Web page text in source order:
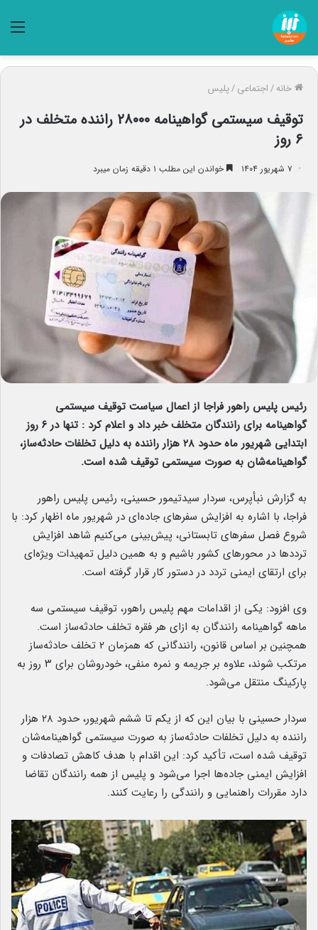
خانه/اجتماعی/پلیس
توقیف سیستمی گواهینامه ۲۸۰۰۰ راننده متخلف در
۶ روز
۷ شهریور ۱۴۰۴ خواندن این مطلب ۱ دقیقه زمان میبرد
رئیس پلیس راهور فراجا از اعمال سیاست توقیف سیستمی
گواهینامه برای رانندگان متخلف خبر داد و اعلام کرد : تنها در ۶ روز
ابتدایی شهریور ماه حدود ۲۸ هزار راننده به دلیل تخلفات حادثه‌ساز،
گواهینامه‌شان به صورت سیستمی توقیف شده است.
به گزارش نبأپرس، سردار سیدتیمور حسینی، رئیس پلیس راهور
فراجا، با اشاره به افزایش سفرهای جاده‌ای در شهریور ماه اظهار کرد: با
شروع فصل سفرهای تابستانی، پیش‌بینی می‌کنیم شاهد افزایش
ترددها در محورهای کشور باشیم و به همین دلیل تمهیدات ویژه‌ای
برای ارتقای ایمنی تردد در دستور کار قرار گرفته است.
وی افزود: یکی از اقدامات مهم پلیس راهور، توقیف سیستمی سه
ماهه گواهینامه رانندگان به ازای هر فقره تخلف حادثه‌ساز است.
همچنین بر اساس قانون، رانندگانی که همزمان ۲ تخلف حادثه‌ساز
مرتکب شوند، علاوه بر جریمه و نمره منفی، خودروشان برای ۳ روز به
پارکینگ منتقل می‌شود.
سردار حسینی با بیان این که از یکم تا ششم شهریور، حدود ۲۸ هزار
راننده به دلیل تخلفات حادثه‌ساز به صورت سیستمی گواهینامه‌شان
توقیف شده است، تأکید کرد: این اقدام با هدف کاهش تصادفات و
افزایش ایمنی جاده‌ها اجرا می‌شود و پلیس از همه رانندگان تقاضا
دارد مقررات راهنمایی و رانندگی را رعایت کنند.